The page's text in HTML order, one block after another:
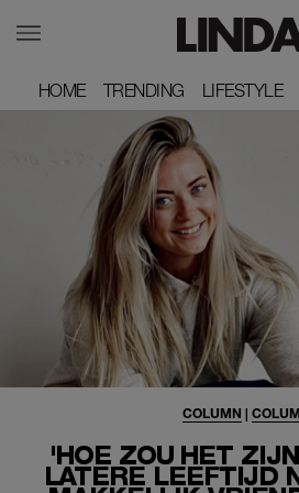
HOME
HOME TRENDING
TRENDING LIFESTYLE
LIFESTYLE
'HOE ZOU HET
LATERE LEEFTIJD
COLUMN |